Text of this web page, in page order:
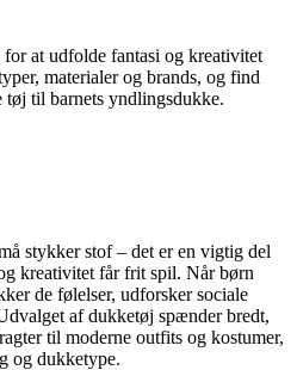
at udfolde fantasi og kreativitet
materialer og brands, og find
til barnets yndlingsdukke.
stykker stof – det er en vigtig del
kreativitet får frit spil. Når børn
de følelser, udforsker sociale
af dukketøj spænder bredt,
til moderne outfits og kostumer,
og dukketype.